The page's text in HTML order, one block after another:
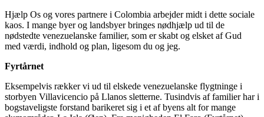
Hjælp Os og vores partnere i Colombia arbejder midt i dette sociale
kaos. I mange byer og landsbyer bringes nødhjælp ud til de
nødstedte venezuelanske familier, som er skabt og elsket af Gud
med værdi, indhold og plan, ligesom du og jeg.
Fyrtårnet
Eksempelvis rækker vi ud til elskede venezuelanske flygtninge i
storbyen Villavicencio på Llanos sletterne. Tusindvis af familier har i
bogstaveligste forstand barikeret sig i et af byens alt for mange